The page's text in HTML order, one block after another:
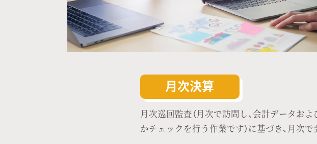
月次決算
月次巡回監査（月次で訪問し、会計データお
かチェックを行う作業です）に基づき、月次